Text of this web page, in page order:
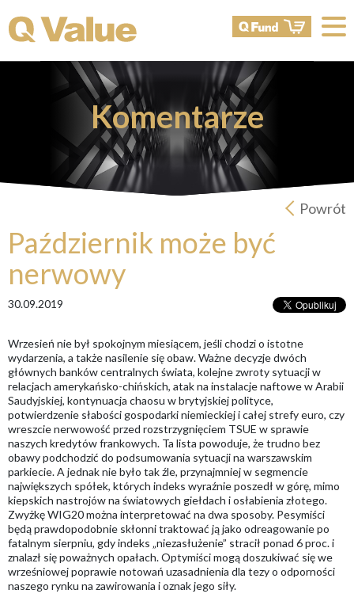
Komentarze
Powrót
Październik może być
nerwowy
30.09.2019
Wrzesień nie był spokojnym miesiącem, jeśli chodzi o istotne
wydarzenia, a także nasilenie się obaw. Ważne decyzje dwóch
głównych banków centralnych świata, kolejne zwroty sytuacji w
relacjach amerykańsko-chińskich, atak na instalacje naftowe w Arabii
Saudyjskiej, kontynuacja chaosu w brytyjskiej polityce,
potwierdzenie słabości gospodarki niemieckiej i całej strefy euro, czy
wreszcie nerwowość przed rozstrzygnięciem TSUE w sprawie
naszych kredytów frankowych. Ta lista powoduje, że trudno bez
obawy podchodzić do podsumowania sytuacji na warszawskim
parkiecie. A jednak nie było tak źle, przynajmniej w segmencie
największych spółek, których indeks wyraźnie poszedł w górę, mimo
kiepskich nastrojów na światowych giełdach i osłabienia złotego.
Zwyżkę WIG20 można interpretować na dwa sposoby. Pesymiści
będą prawdopodobnie skłonni traktować ją jako odreagowanie po
fatalnym sierpniu, gdy indeks „niezasłużenie” stracił ponad 6 proc. i
znalazł się poważnych opałach. Optymiści mogą doszukiwać się we
wrześniowej poprawie notowań uzasadnienia dla tezy o odporności
naszego rynku na zawirowania i oznak jego siły.